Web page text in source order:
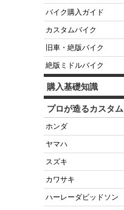
バイク購入ガイド
カスタムバイク
旧車・絶版バイク
絶版ミドルバイク
購入基礎知識
プロが造るカスタム
ホンダ
ヤマハ
スズキ
カワサキ
ハーレーダビッドソン